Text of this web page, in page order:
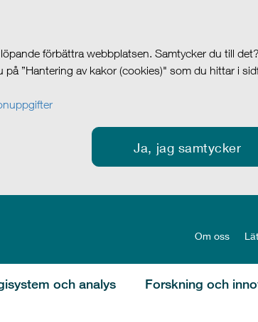
förbättra webbplatsen. Samtycker du till
”Hantering av kakor (cookies)" som du hittar i
Ja, jag samtycker
Om oss
och analys Forskning och